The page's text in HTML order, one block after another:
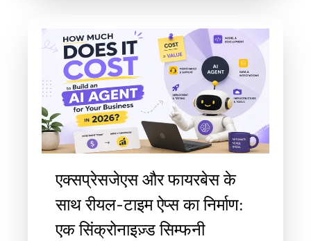
एक्सप्रेसजेएस और फायरबेस के
साथ रीयल-टाइम ऐप्स का निर्माण:
एक सिंक्रोनाइज़्ड सिम्फनी